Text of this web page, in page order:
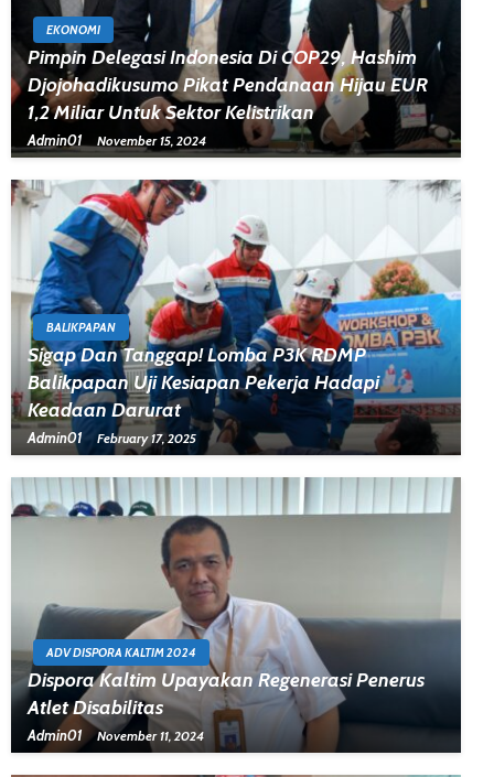
EKONOMI
Pimpin Delegasi Indonesia Di COP29, Hashim
Djojohadikusumo Pikat Pendanaan Hijau EUR
1,2 Miliar Untuk Sektor Kelistrikan
Admin01 November 15, 2024
BALIKPAPAN
Sigap Dan Tanggap! Lomba P3K RDMP
Balikpapan Uji Kesiapan Pekerja Hadapi
Keadaan Darurat
Admin01 February 17, 2025
ADV DISPORA KALTIM 2024
Dispora Kaltim Upayakan Regenerasi Penerus
Atlet Disabilitas
Admin01 November 11, 2024